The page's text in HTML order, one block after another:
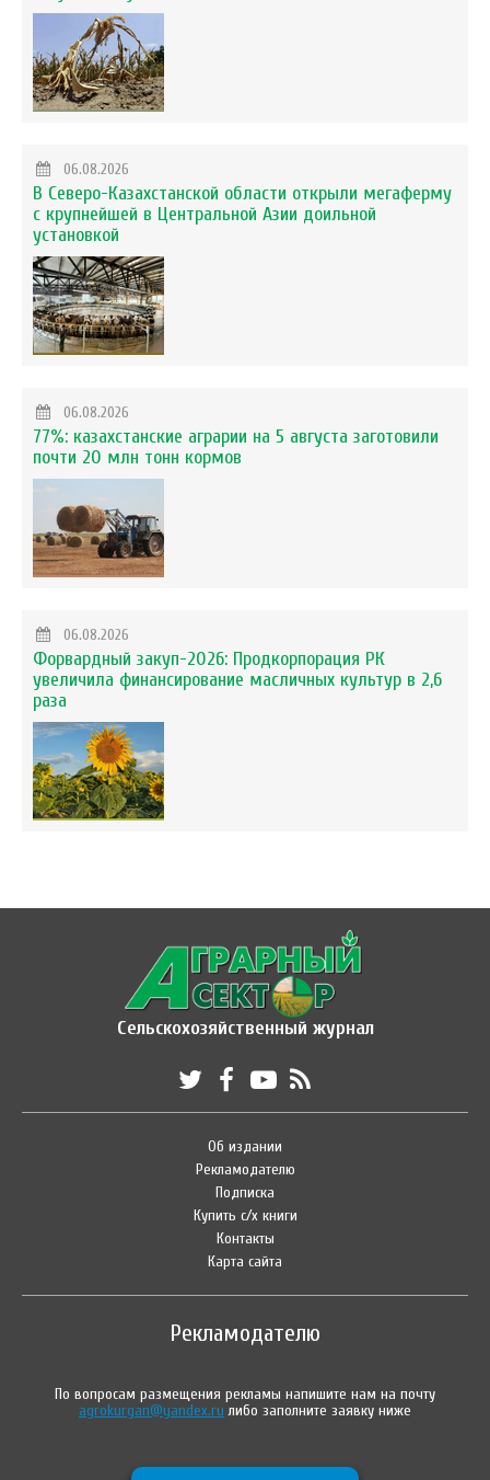
06.08.2026
В Северо-Казахстанской области открыли мегаферму
с крупнейшей в Центральной Азии доильной
установкой
06.08.2026
77%: казахстанские аграрии на 5 августа заготовили
почти 20 млн тонн кормов
06.08.2026
Форвардный закуп-2026: Продкорпорация РК
увеличила финансирование масличных культур в 2,6
раза
Сельскохозяйственный журнал
Об издании
Рекламодателю
Подписка
Купить с/х книги
Контакты
Карта сайта
Рекламодателю
По вопросам размещения рекламы напишите нам на почту
agrokurgan@yandex.ru либо заполните заявку ниже